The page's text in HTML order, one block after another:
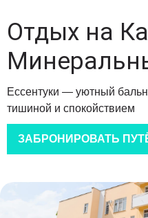
Отдых на
Ессентуки — уютный
тишиной и спокойствием
ЗАБРОНИРОВАТЬ